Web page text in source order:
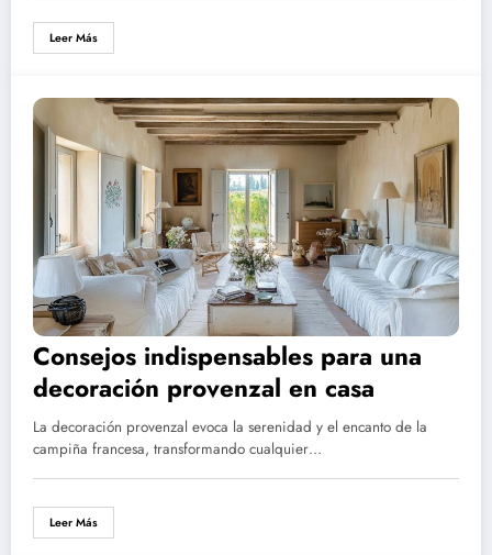
Leer Más
Consejos indispensables para una
decoración provenzal en casa
La decoración provenzal evoca la serenidad y el encanto de la
campiña francesa, transformando cualquier…
Leer Más